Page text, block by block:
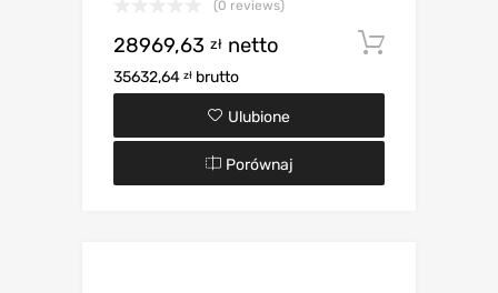
(0 reviews)
28969,63 zł netto
35632,64 zł brutto
Ulubione
Porównaj